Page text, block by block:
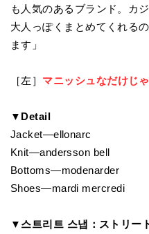
も人気のあるブランド。カ
大人っぽくまとめてくれる
ます」
［左］ マニッシュなだけじ
▼Detail
Jacket—ellonarc
Knit—andersson bell
Bottoms—modenarder
Shoes—mardi mercredi
▼스트리트 스냅：ストリー